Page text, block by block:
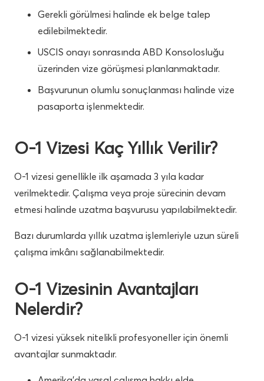
Gerekli görülmesi halinde ek belge talep
edilebilmektedir.
USCIS onayı sonrasında ABD Konsolosluğu
üzerinden vize görüşmesi planlanmaktadır.
Başvurunun olumlu sonuçlanması halinde vize
pasaporta işlenmektedir.
O-1 Vizesi Kaç Yıllık Verilir?
O-1 vizesi genellikle ilk aşamada 3 yıla kadar
verilmektedir. Çalışma veya proje sürecinin devam
etmesi halinde uzatma başvurusu yapılabilmektedir.
Bazı durumlarda yıllık uzatma işlemleriyle uzun süreli
çalışma imkânı sağlanabilmektedir.
O-1 Vizesinin Avantajları
Nelerdir?
O-1 vizesi yüksek nitelikli profesyoneller için önemli
avantajlar sunmaktadır.